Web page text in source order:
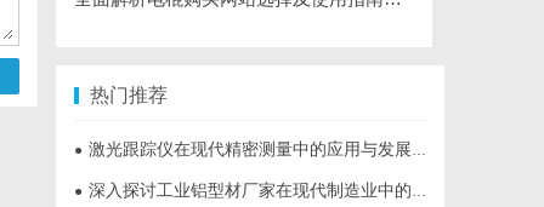
热门推荐
● 激光跟踪仪在现代精密测量中的应用与发展趋势
● 深入探讨工业铝型材厂家在现代制造业中的重要角色与发展趋势